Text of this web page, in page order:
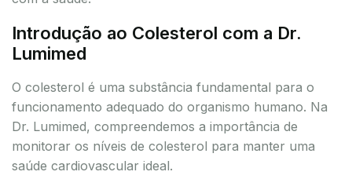
Introdução ao Colesterol com a Dr.
Lumimed
O colesterol é uma substância fundamental para o
funcionamento adequado do organismo humano. Na
Dr. Lumimed, compreendemos a importância de
monitorar os níveis de colesterol para manter uma
saúde cardiovascular ideal.